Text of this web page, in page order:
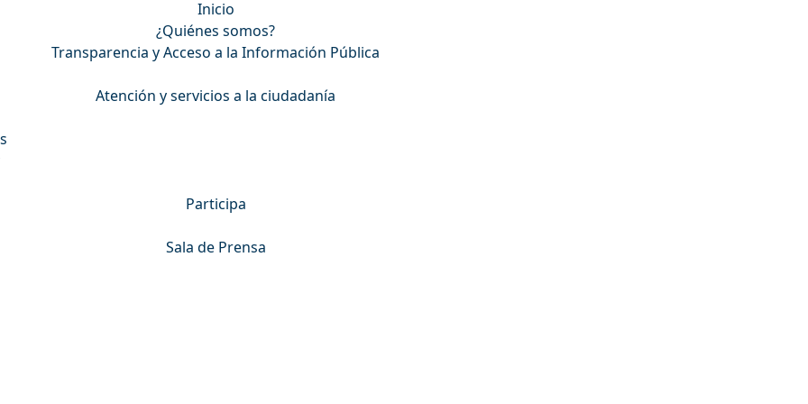
Inicio
¿Quiénes somos?
Transparencia y Acceso a la Información Pública
Atención y servicios a la ciudadanía
Participa
Sala de Prensa